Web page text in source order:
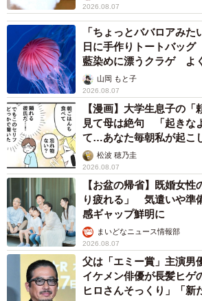
2026.08.07
「ちょっとババロアみ
日に手作りトートバッ
藍染めに漂うクラゲ よ
ごい」山岡 もと子
2026.08.07
【漫画】大学生息子の
見て母は絶句 「起きな
て…あなた毎朝私が起こ
松波 穂乃圭
2026.08.07
【お盆の帰省】既婚女
り疲れる」 気遣いや準
感ギャップ鮮明に
まいどなニュース情報部
2026.08.07
父は「エミー賞」主演
イケメン俳優が長髪ヒゲ
ヒロさんそっくり」「新